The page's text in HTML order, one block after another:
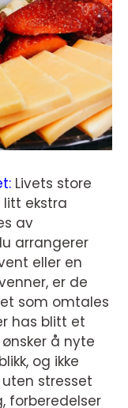
Livets store
ekstra
av
arrangerer
eller en
er de
som omtales
has blitt et
å nyte
og ikke
stresset
forberedelser